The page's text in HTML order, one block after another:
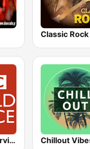
BBC World Service Chillout